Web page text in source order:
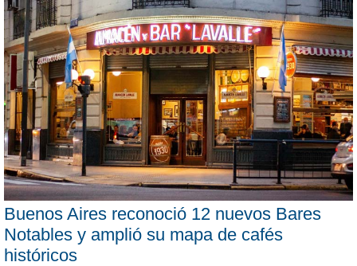
Buenos Aires reconoció 12 nuevos Bares
Notables y amplió su mapa de cafés
históricos